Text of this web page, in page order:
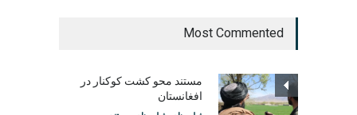
Most Commented
مستند محو کشت کوکنار در
افغانستان